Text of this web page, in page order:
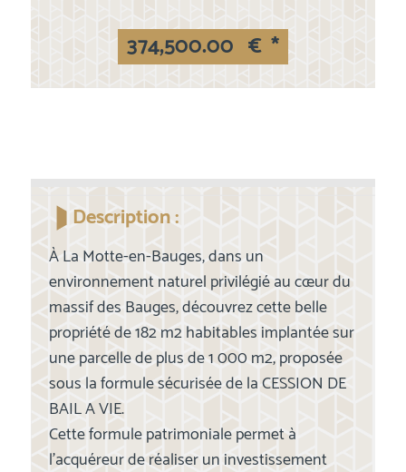
374,500.00 € *
Description :
À La Motte-en-Bauges, dans un
environnement naturel privilégié au cœur du
massif des Bauges, découvrez cette belle
propriété de 182 m2 habitables implantée sur
une parcelle de plus de 1 000 m2, proposée
sous la formule sécurisée de la CESSION DE
BAIL A VIE.
Cette formule patrimoniale permet à
l’acquéreur de réaliser un investissement